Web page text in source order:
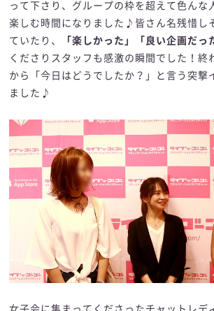
って下さり、グループの枠を超えて色んな
楽しむ時間になりました♪皆さん名残惜し
ていたり、
「楽しかった」「良い企画だっ
くださりスタッフも感激の瞬間でした！終
から「今日はどうでしたか？」と言う突撃
ました♪
女子会に集まってくださったチャットレデ